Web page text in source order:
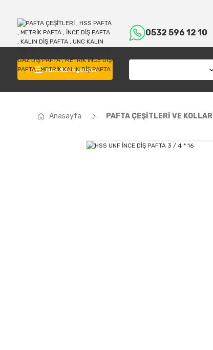
0532 596 12 10
Tüm Kategoriler
Anasayfa PAFTA ÇEŞİTLERİ VE KOLLARI